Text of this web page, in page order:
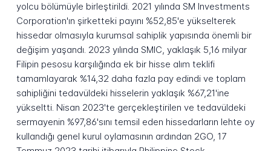
yolcu bölümüyle birleştirildi. 2021 yılında SM Investments
Corporation'ın şirketteki payını %52,85'e yükselterek
hissedar olmasıyla kurumsal sahiplik yapısında önemli bir
değişim yaşandı. 2023 yılında SMIC, yaklaşık 5,16 milyar
Filipin pesosu karşılığında ek bir hisse alım teklifi
tamamlayarak %14,32 daha fazla pay edindi ve toplam
sahipliğini tedavüldeki hisselerin yaklaşık %67,21'ine
yükseltti. Nisan 2023'te gerçekleştirilen ve tedavüldeki
sermayenin %97,86'sını temsil eden hissedarların lehte oy
kullandığı genel kurul oylamasının ardından 2GO, 17